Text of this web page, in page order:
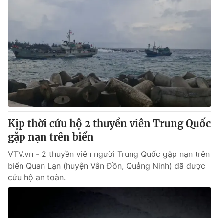
Kịp thời cứu hộ 2 thuyền viên Trung Quốc
gặp nạn trên biển
VTV.vn - 2 thuyền viên người Trung Quốc gặp nạn trên
biển Quan Lạn (huyện Vân Đồn, Quảng Ninh) đã được
cứu hộ an toàn.